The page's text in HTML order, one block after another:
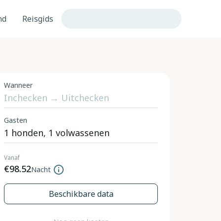
Reisgids
Wanneer
Gasten
Vanaf
€98.52Nacht
Beschikbare data